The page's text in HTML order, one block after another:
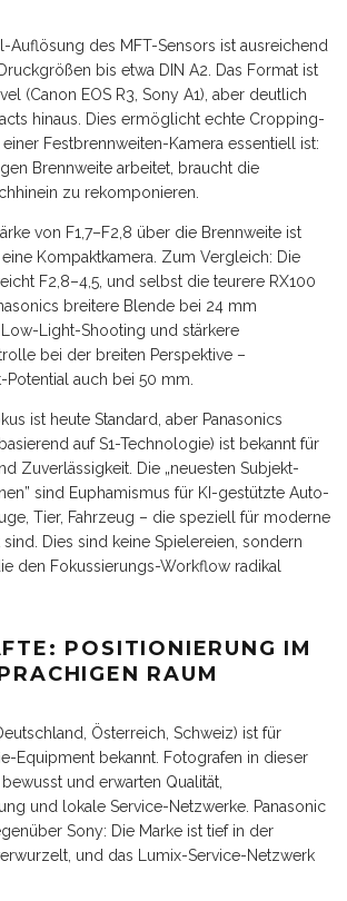
Auflösung des MFT-Sensors ist ausreichend
bis etwa DIN A2. Das Format ist
(Canon EOS R3, Sony A1), aber deutlich
hinaus. Dies ermöglicht echte Cropping-
Festbrennweiten-Kamera essentiell ist:
Brennweite arbeitet, braucht die
zu rekomponieren.
von F1,7–F2,8 über die Brennweite ist
Kompaktkamera. Zum Vergleich: Die
F2,8–4,5, und selbst die teurere RX100
breitere Blende bei 24 mm
Light-Shooting und stärkere
bei der breiten Perspektive –
Potential auch bei 50 mm.
ist heute Standard, aber Panasonics
auf S1-Technologie) ist bekannt für
Zuverlässigkeit. Die „neuesten Subjekt-
sind Euphamismus für KI-gestützte Auto-
Tier, Fahrzeug – die speziell für moderne
Dies sind keine Spielereien, sondern
den Fokussierungs-Workflow radikal
POSITIONIERUNG IM
RAUM
Österreich, Schweiz) ist für
Equipment bekannt. Fotografen in dieser
und erwarten Qualität,
und lokale Service-Netzwerke. Panasonic
Sony: Die Marke ist tief in der
und das Lumix-Service-Netzwerk